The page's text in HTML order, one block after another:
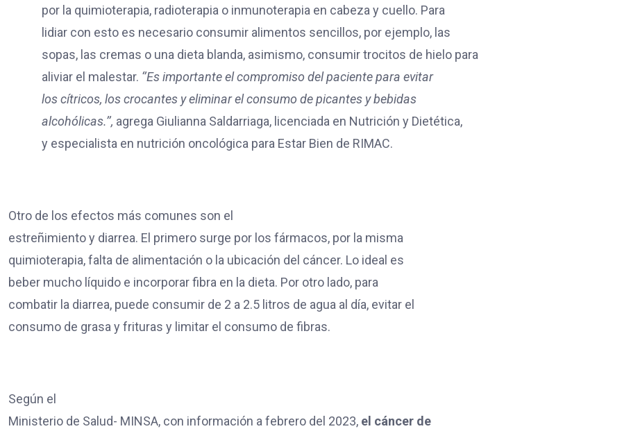
por la quimioterapia, radioterapia o inmunoterapia en cabeza y cuello. Para
lidiar con esto es necesario consumir alimentos sencillos, por ejemplo, las
sopas, las cremas o una dieta blanda, asimismo, consumir trocitos de hielo para
aliviar el malestar. ‘’Es importante el compromiso del paciente para evitar
los cítricos, los crocantes y eliminar el consumo de picantes y bebidas
alcohólicas.’’, agrega Giulianna Saldarriaga, licenciada en Nutrición y Dietética,
y especialista en nutrición oncológica para Estar Bien de RIMAC.
Otro de los efectos más comunes son el
estreñimiento y diarrea. El primero surge por los fármacos, por la misma
quimioterapia, falta de alimentación o la ubicación del cáncer. Lo ideal es
beber mucho líquido e incorporar fibra en la dieta. Por otro lado, para
combatir la diarrea, puede consumir de 2 a 2.5 litros de agua al día, evitar el
consumo de grasa y frituras y limitar el consumo de fibras.
Según el
Ministerio de Salud- MINSA, con información a febrero del 2023, el cáncer de